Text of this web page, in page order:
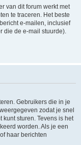
van dit forum werkt met
te traceren. Het beste
e-mailen, inclusief
die de e-mail stuurde).
Gebruikers die in je
zodat je snel
sturen. Tevens is het
worden. Als je een
haar berichten